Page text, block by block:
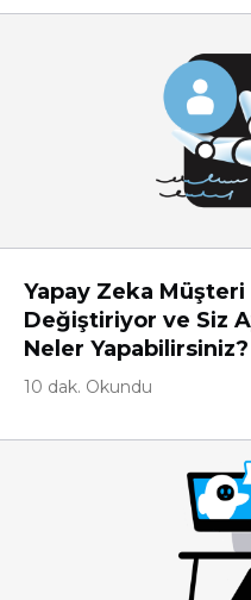
Yapay Zeka Müşteri
Değiştiriyor ve Siz
Neler Yapabilirsiniz?
10 dak. Okundu